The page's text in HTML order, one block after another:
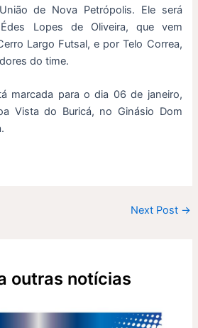
de Nova Petrópolis. Ele será
Lopes de Oliveira, que vem
Largo Futsal, e por Telo Correa,
do time.
marcada para o dia 06 de janeiro,
Vista do Buricá, no Ginásio Dom
Next Post →
outras notícias